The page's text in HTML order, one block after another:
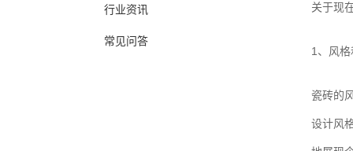
行业资讯
常见问答
关于现
1、风
瓷砖的
设计风